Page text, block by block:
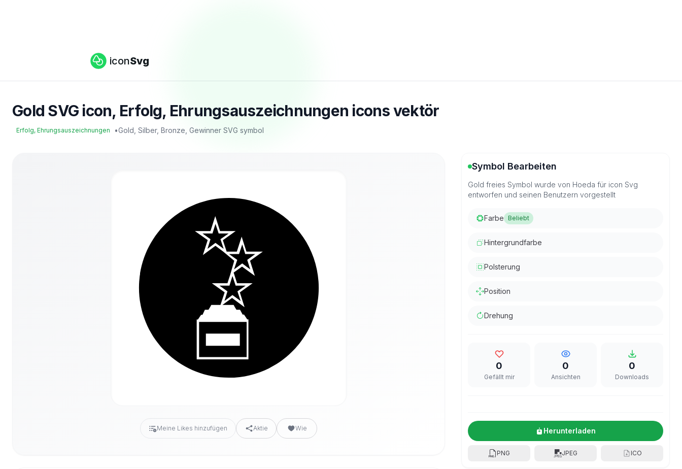
iconSvg
Gold SVG icon, Erfolg, Ehrungsauszeichnungen icons vektör
Erfolg, Ehrungsauszeichnungen •Gold, Silber, Bronze, Gewinner SVG symbol
Meine Likes hinzufügen Aktie Wie
Symbol Bearbeiten
Gold freies Symbol wurde von Hoeda für icon Svg
entworfen und seinen Benutzern vorgestellt
Farbe Beliebt
Hintergrundfarbe
Polsterung
Position
Drehung
0
Gefällt mir
0
Ansichten
0
Downloads
Herunterladen
PNG JPEG ICO